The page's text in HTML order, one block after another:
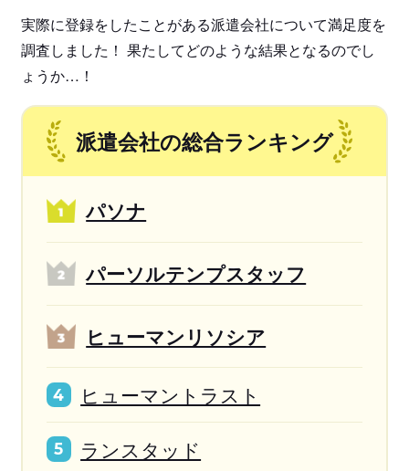
実際に登録をしたことがある派遣会社について満足度を
調査しました！ 果たしてどのような結果となるのでし
ょうか…！
派遣会社の総合ランキング
パソナ
パーソルテンプスタッフ
ヒューマンリソシア
4 ヒューマントラスト
5 ランスタッド